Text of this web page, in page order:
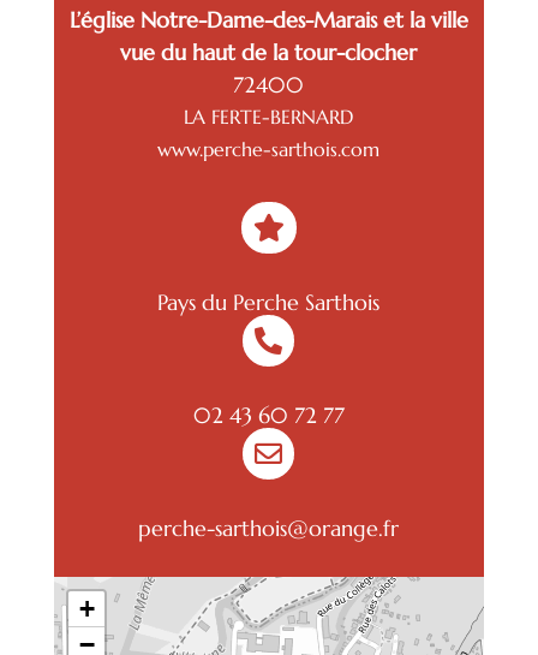
L’église Notre-Dame-des-Marais et la ville
vue du haut de la tour-clocher
72400
LA FERTE-BERNARD
www.perche-sarthois.com

Pays du Perche Sarthois

02 43 60 72 77

perche-sarthois@orange.fr
+
−